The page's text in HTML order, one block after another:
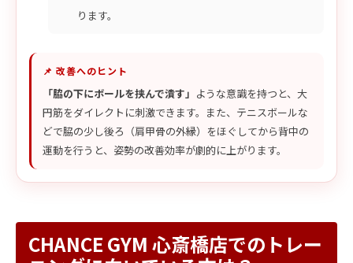
ります。
📌 改善へのヒント
「脇の下にボールを挟んで潰す」 ような意識を持つと、大
円筋をダイレクトに刺激できます。また、テニスボールな
どで脇の少し後ろ（肩甲骨の外縁）をほぐしてから背中の
運動を行うと、姿勢の改善効率が劇的に上がります。
CHANCE GYM 心斎橋店でのトレー